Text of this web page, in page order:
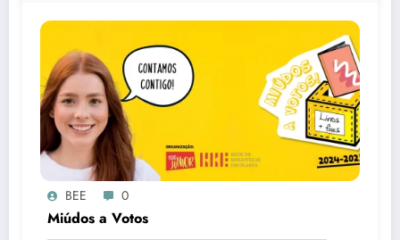
BEE 0
Miúdos a Votos